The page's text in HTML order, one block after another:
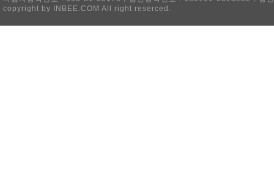
copyright by INBEE.COM All right reserced.